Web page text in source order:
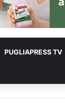
PUGLIAPRESS TV